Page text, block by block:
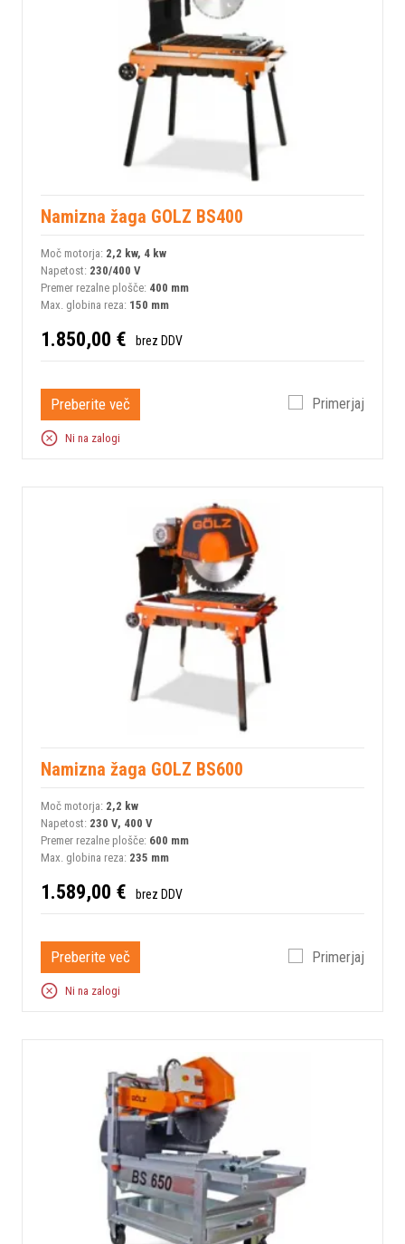
Namizna žaga GOLZ BS400
Moč motorja: 2,2 kw, 4 kw
Napetost: 230/400 V
Premer rezalne plošče: 400 mm
Max. globina reza: 150 mm
1.850,00 € brez DDV
Preberite več Primerjaj
Ni na zalogi
Namizna žaga GOLZ BS600
Moč motorja: 2,2 kw
Napetost: 230 V, 400 V
Premer rezalne plošče: 600 mm
Max. globina reza: 235 mm
1.589,00 € brez DDV
Preberite več Primerjaj
Ni na zalogi